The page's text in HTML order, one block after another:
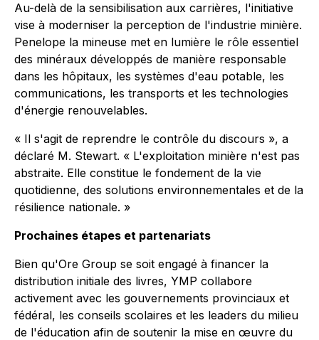
Au-delà de la sensibilisation aux carrières, l'initiative
vise à moderniser la perception de l'industrie minière.
Penelope la mineuse met en lumière le rôle essentiel
des minéraux développés de manière responsable
dans les hôpitaux, les systèmes d'eau potable, les
communications, les transports et les technologies
d'énergie renouvelables.
« Il s'agit de reprendre le contrôle du discours », a
déclaré M. Stewart. « L'exploitation minière n'est pas
abstraite. Elle constitue le fondement de la vie
quotidienne, des solutions environnementales et de la
résilience nationale. »
Prochaines étapes et partenariats
Bien qu'Ore Group se soit engagé à financer la
distribution initiale des livres, YMP collabore
activement avec les gouvernements provinciaux et
fédéral, les conseils scolaires et les leaders du milieu
de l'éducation afin de soutenir la mise en œuvre du